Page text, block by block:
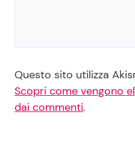
Questo sito utilizza
Scopri come vengono
dai commenti.